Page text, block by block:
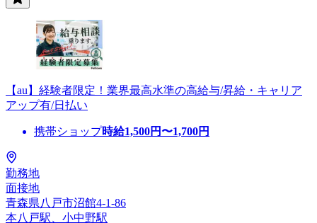
【au】経験者限定！業界最高水準の高給与/昇給・キャリア
アップ有/日払い
携帯ショップ時給1,500円〜1,700円
勤務地
面接地
青森県八戸市沼館4-1-86
本八戸駅、小中野駅